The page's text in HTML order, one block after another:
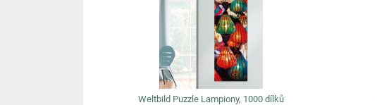
Weltbild Puzzle Lampiony, 1000 dílků